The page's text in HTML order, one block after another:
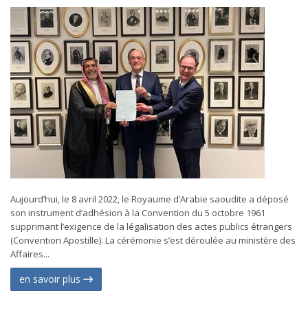
Aujourd’hui, le 8 avril 2022, le Royaume d’Arabie saoudite a déposé
son instrument d’adhésion à la Convention du 5 octobre 1961
supprimant l’exigence de la légalisation des actes publics étrangers
(Convention Apostille). La cérémonie s’est déroulée au ministère des
Affaires...
en savoir plus